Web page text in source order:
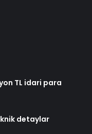
TL idari para
detaylar